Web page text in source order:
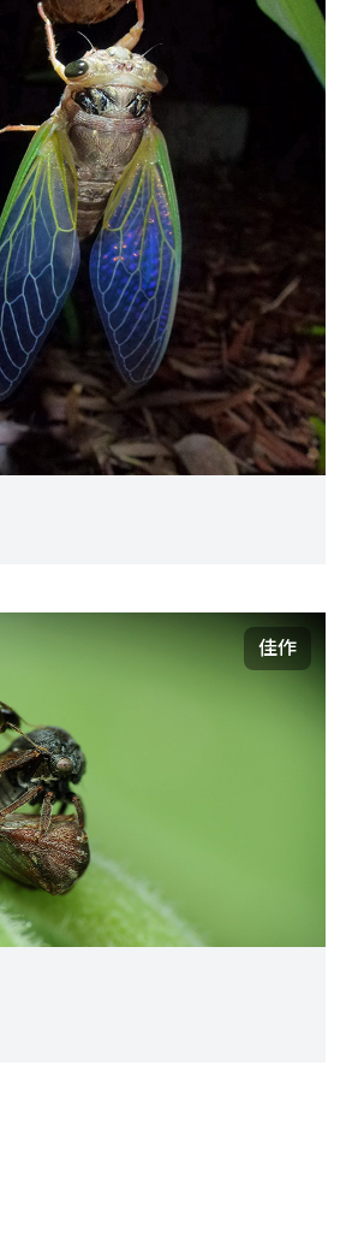
佳作